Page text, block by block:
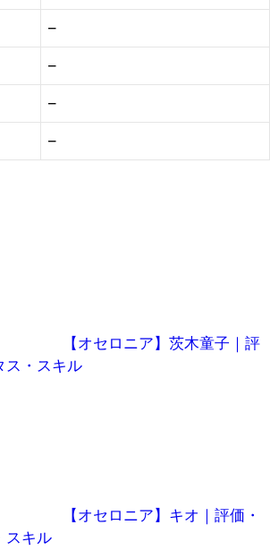
–
–
–
–
【オセロニア】茨木童子｜評
ス・スキル
【オセロニア】キオ｜評価・
スキル